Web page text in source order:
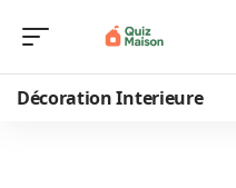
Décoration Interieure